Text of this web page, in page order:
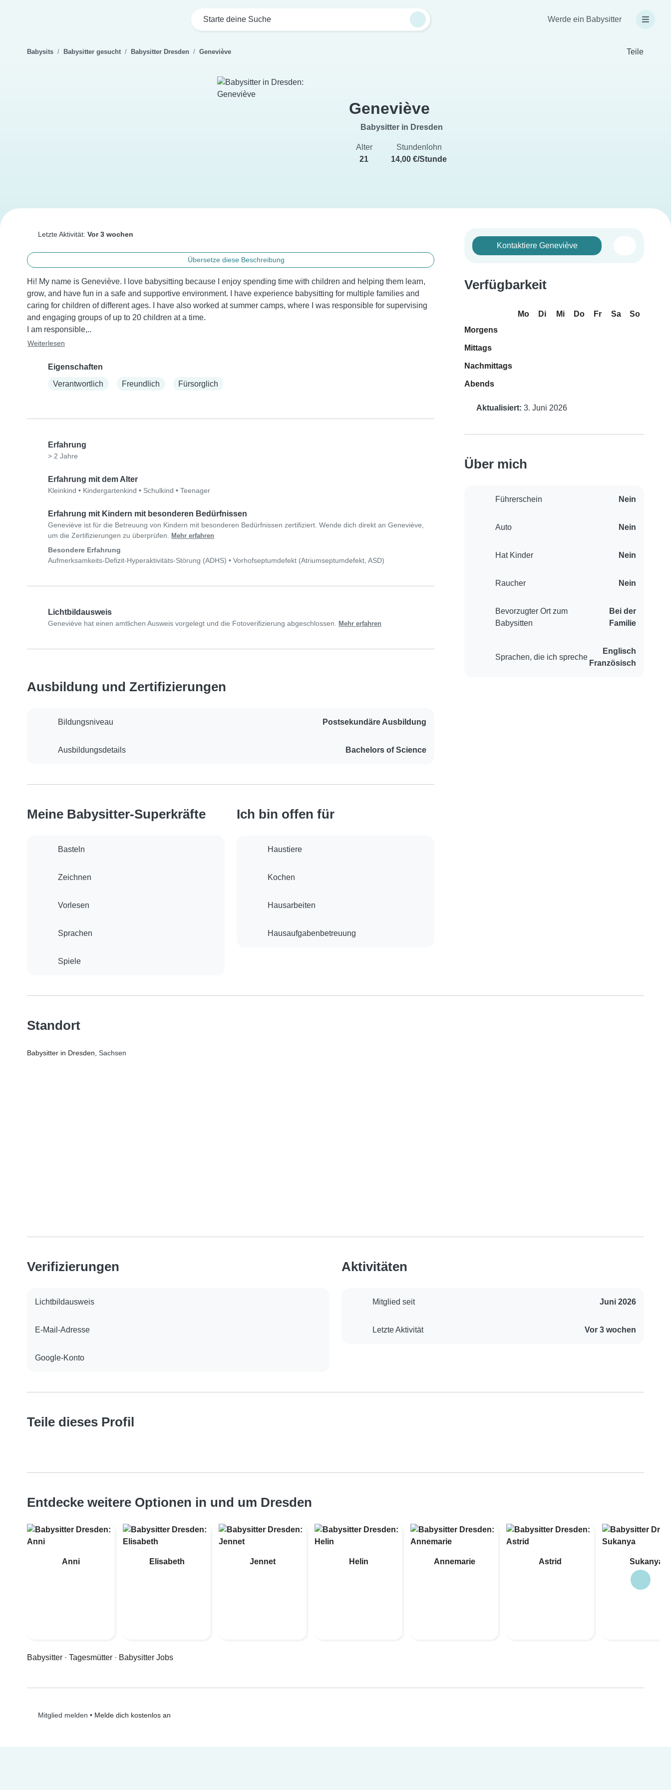
Starte deine Suche Werde ein Babysitter
Babysits Babysitter gesucht Babysitter Dresden Geneviève Teile
Geneviève
Babysitter in Dresden
Alter
21
Stundenlohn
14,00 €/Stunde
Letzte Aktivität: Vor 3 wochen
Übersetze diese Beschreibung
Hi! My name is Geneviève. I love babysitting because I enjoy spending time with children and helping them learn,
grow, and have fun in a safe and supportive environment. I have experience babysitting for multiple families and
caring for children of different ages. I have also worked at summer camps, where I was responsible for supervising
and engaging groups of up to 20 children at a time.
I am responsible,..
Weiterlesen
Eigenschaften
Verantwortlich
Freundlich Fürsorglich
Erfahrung
> 2 Jahre
Erfahrung mit dem Alter
Kleinkind • Kindergartenkind • Schulkind • Teenager
Erfahrung mit Kindern mit besonderen Bedürfnissen
Geneviève ist für die Betreuung von Kindern mit besonderen Bedürfnissen zertifiziert. Wende dich direkt an Geneviève,
um die Zertifizierungen zu überprüfen.
Mehr erfahren
Besondere Erfahrung
Aufmerksamkeits-Defizit-Hyperaktivitäts-Störung (ADHS) • Vorhofseptumdefekt (Atriumseptumdefekt, ASD)
Lichtbildausweis
Geneviève hat einen amtlichen Ausweis vorgelegt und die Fotoverifizierung abgeschlossen. Mehr erfahren
Kontaktiere Geneviève
Verfügbarkeit
Mo Di Mi Do Fr Sa
So
Morgens
Mittags
Nachmittags
Abends
Aktualisiert: 3. Juni 2026
Über mich
Führerschein Nein
Auto Nein
Hat Kinder Nein
Raucher Nein
Bevorzugter Ort zum
Babysitten
Bei der
Familie
Sprachen, die ich spreche
Englisch
Französisch
Ausbildung und Zertifizierungen
Bildungsniveau Postsekundäre Ausbildung
Ausbildungsdetails Bachelors of Science
Meine Babysitter-Superkräfte
Basteln
Zeichnen
Vorlesen
Sprachen
Spiele
Ich bin offen für
Haustiere
Kochen
Hausarbeiten
Hausaufgabenbetreuung
Standort
Babysitter in Dresden, Sachsen
Verifizierungen
Lichtbildausweis
E-Mail-Adresse
Google-Konto
Aktivitäten
Mitglied seit Juni 2026
Letzte Aktivität Vor 3 wochen
Teile dieses Profil
Entdecke weitere Optionen in und um Dresden
Anni Elisabeth Jennet Helin Annemarie Astrid Sukanya
Babysitter · Tagesmütter · Babysitter Jobs
Mitglied melden • Melde dich kostenlos an